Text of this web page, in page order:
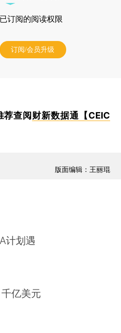
订阅的阅读权限
订阅/会员升级
荐查阅 财新数据通【CEIC
版面编辑：王丽琨
计划遇
亿美元